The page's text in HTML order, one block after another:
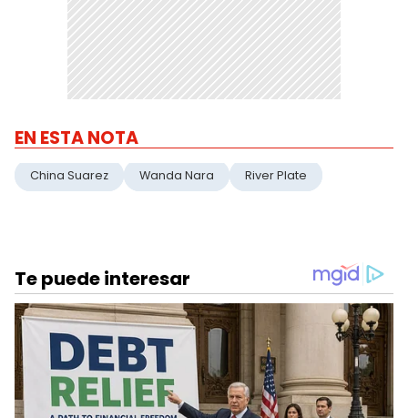
EN ESTA NOTA
China Suarez Wanda Nara River Plate